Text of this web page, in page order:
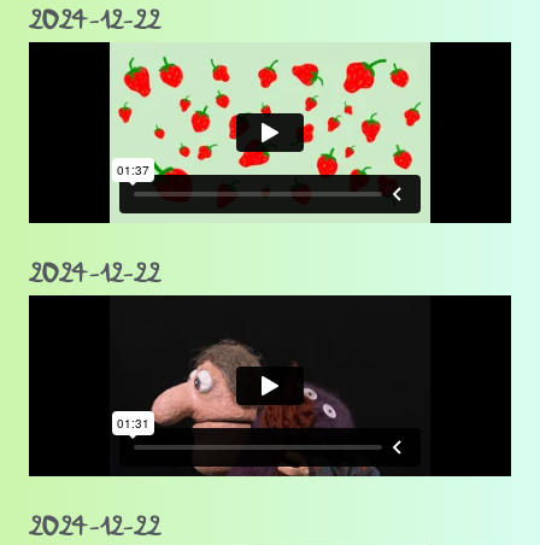
2024-12-22
2024-12-22
2024-12-22